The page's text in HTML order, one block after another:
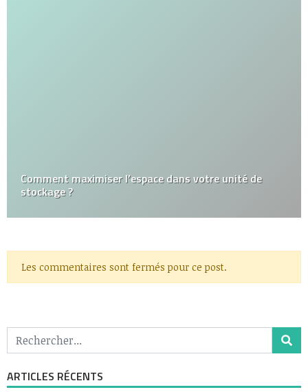
Comment maximiser l’espace dans votre unité de
stockage ?
Les commentaires sont fermés pour ce post.
ARTICLES RÉCENTS